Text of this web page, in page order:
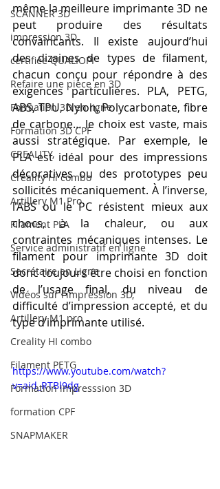
SCANNER 3D
impression 3D
certifiée QUALIOPI
Refaire une piece en 3D
Formation 3D en ligne.
Formation 3D CPF
CREALITY,
Creality Hi combo
Artillery M1 Pro
Filament PLA
Service administratif en ligne
Secrétaire en Ligne
Vidéos sur l'impression 3D,
Artillery M1 pro
Creality HI combo
Filament PETG
Formation impresssion 3D
formation CPF
SNAPMAKER
même la meilleure imprimante 3D ne
peut produire des résultats
convaincants. Il existe aujourd’hui
des dizaines de types de filament,
chacun conçu pour répondre à des
exigences particulières. PLA, PETG,
ABS, TPU, Nylon, Polycarbonate, fibre
de carbone… le choix est vaste, mais
aussi stratégique. Par exemple, le
PLA est idéal pour des impressions
décoratives ou des prototypes peu
sollicités mécaniquement. À l’inverse,
l’ABS ou le PC résistent mieux aux
chocs, à la chaleur, ou aux
contraintes mécaniques intenses. Le
filament pour imprimante 3D doit
donc toujours être choisi en fonction
de l’usage final, du niveau de
difficulté d’impression accepté, et du
type d’imprimante utilisé.
https://www.youtube.com/watch?
v=aid_RTBl9dg